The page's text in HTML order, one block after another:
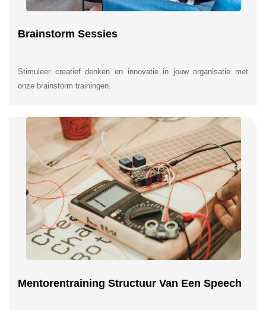
Brainstorm Sessies
Stimuleer creatief denken en innovatie in jouw organisatie met
onze brainstorm trainingen.
Mentorentraining Structuur Van Een Speech